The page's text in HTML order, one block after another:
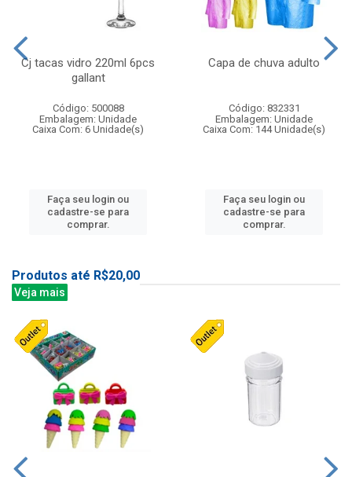
Cj tacas vidro 220ml 6pcs
gallant
Código: 500088
Embalagem: Unidade
Caixa Com: 6 Unidade(s)
Faça seu login ou
cadastre-se para
comprar.
Capa de chuva adulto
Código: 832331
Embalagem: Unidade
Caixa Com: 144 Unidade(s)
Faça seu login ou
cadastre-se para
comprar.
Produtos até R$20,00
Veja mais